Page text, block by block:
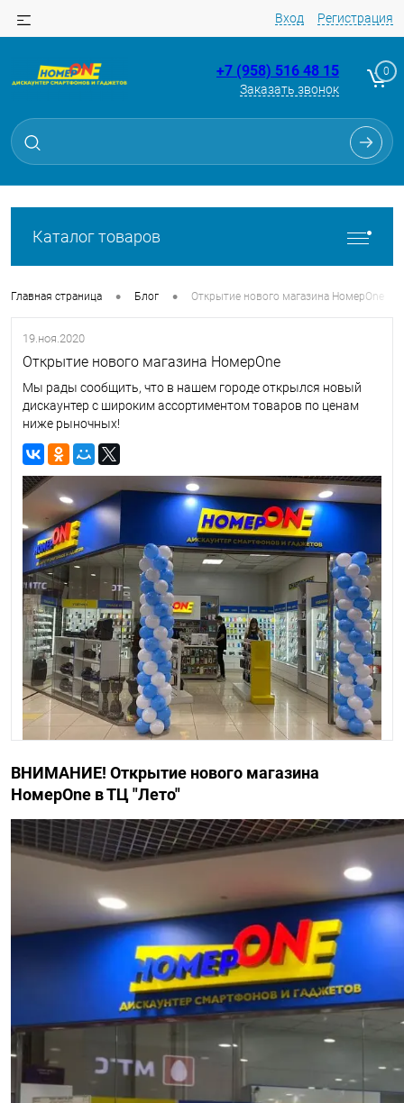
Вход Регистрация
+7 (958) 516 48 15
Заказать звонок
0
Каталог товаров
Главная страница • Блог • Открытие нового магазина НомерOne
19.ноя.2020
Открытие нового магазина НомерOne
Мы рады сообщить, что в нашем городе открылся новый
дискаунтер с широким ассортиментом товаров по ценам
ниже рыночных!
ВНИМАНИЕ! Открытие нового магазина
НомерOne в ТЦ "Лето"